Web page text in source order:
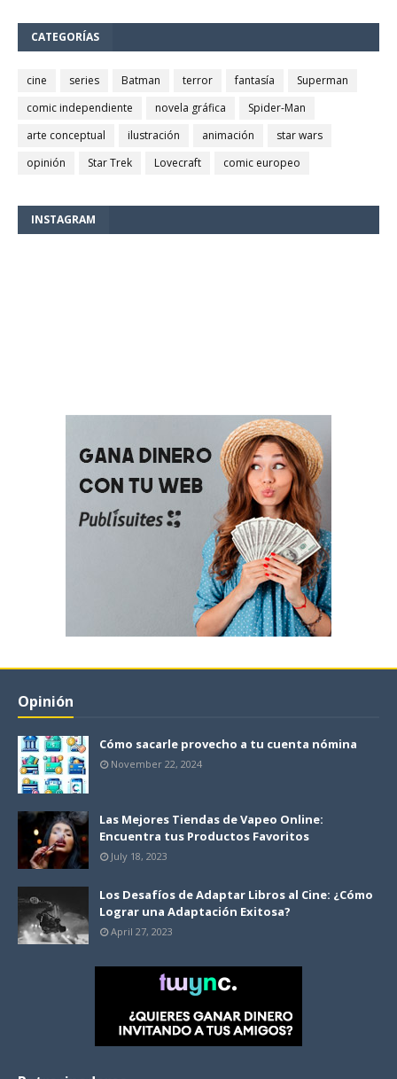
CATEGORÍAS
cine series Batman terror fantasía
Superman
comic independiente
novela gráfica
Spider-Man
arte conceptual
ilustración animación
star wars
opinión
Star Trek Lovecraft comic europeo
INSTAGRAM
Opinión
Cómo sacarle provecho a tu cuenta nómina
November 22, 2024
Las Mejores Tiendas de Vapeo Online:
Encuentra tus Productos Favoritos
July 18, 2023
Los Desafíos de Adaptar Libros al Cine: ¿Cómo
Lograr una Adaptación Exitosa?
April 27, 2023